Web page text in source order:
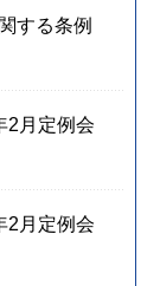
する条例
2月定例会
2月定例会